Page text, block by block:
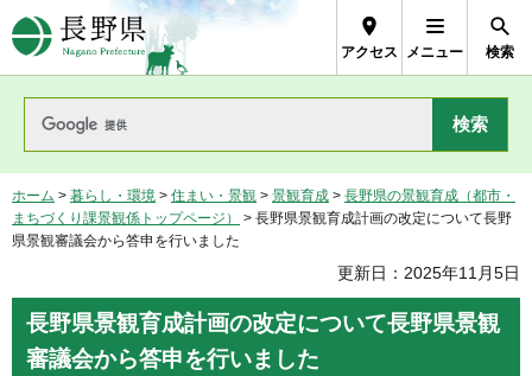
長野県Nagano Prefecture
アクセス メニュー 検索
ホーム > 暮らし・環境 > 住まい・景観 > 景観育成 > 長野県の景観育成（都市・
まちづくり課景観係トップページ）
> 長野県景観育成計画の改定について長野
県景観審議会から答申を行いました
更新日：2025年11月5日
長野県景観育成計画の改定について長野県景観
審議会から答申を行いました